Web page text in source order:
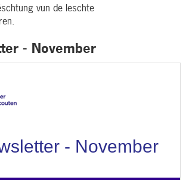
vun de leschte
- November